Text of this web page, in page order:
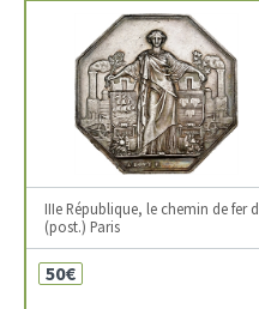
IIIe République, le chemin de fer
(post.) Paris
50€